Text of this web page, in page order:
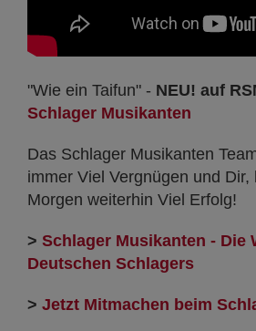
"Wie ein Taifun" - NEU! auf
Schlager Musikanten
Das Schlager Musikanten
immer Viel Vergnügen und Dir,
Morgen weiterhin Viel Erfolg!
> Schlager Musikanten - Die
Deutschen Schlagers
> Jetzt Mitmachen beim